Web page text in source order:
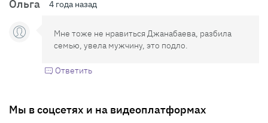
Ольга 4 года назад
Мне тоже не нравиться Джанабаева, разбила
семью, увела мужчину, это подло.
Ответить
Мы в соцсетях и на видеоплатформах